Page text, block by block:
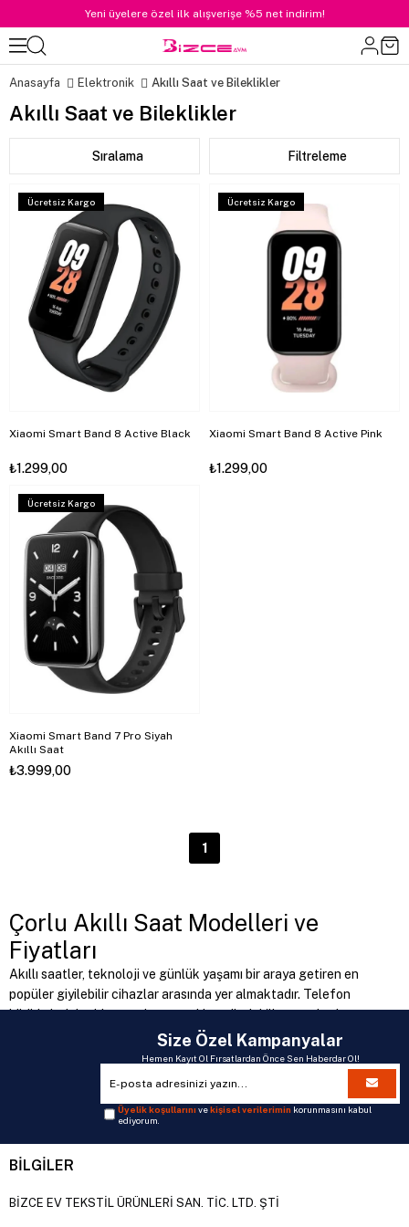
Yeni üyelere özel ilk alışverişe %5 net indirim!
Anasayfa Elektronik Akıllı Saat ve Bileklikler
Akıllı Saat ve Bileklikler
Filtreleme
Sıralama
Xiaomi Smart Band 8 Active Black
₺1.299,00
Ücretsiz Kargo
Xiaomi Smart Band 8 Active Pink
₺1.299,00
Ücretsiz Kargo
Xiaomi Smart Band 7 Pro Siyah
Akıllı Saat
₺3.999,00
Ücretsiz Kargo
1
Çorlu Akıllı Saat Modelleri ve
Fiyatları
Akıllı saatler, teknoloji ve günlük yaşamı bir araya getiren en
popüler giyilebilir cihazlar arasında yer almaktadır. Telefon
bildirimlerini takip etmekten sağlık verilerini ölçmeye kadar
birçok özelliğe sahip olan akıllı saat modelleri kullanıcıların
günlük yaşamını kolaylaştırmaktadır. Çorlu akıllı saat modelleri
Akıllı Saat Modelleri
modelleri hem günlük kullanım hem de spor aktiviteleri için ideal
Samsung Akıllı Saat Modelleri
Size Özel Kampanyalar
Hemen Kayıt Ol Fırsatlardan Önce Sen Haberdar Ol!
Üyelik koşullarınıvekişisel verilerimin korunmasını kabul
ediyorum.
BİLGİLER
BİZCE EV TEKSTİL ÜRÜNLERİ SAN. TİC. LTD. ŞTİ